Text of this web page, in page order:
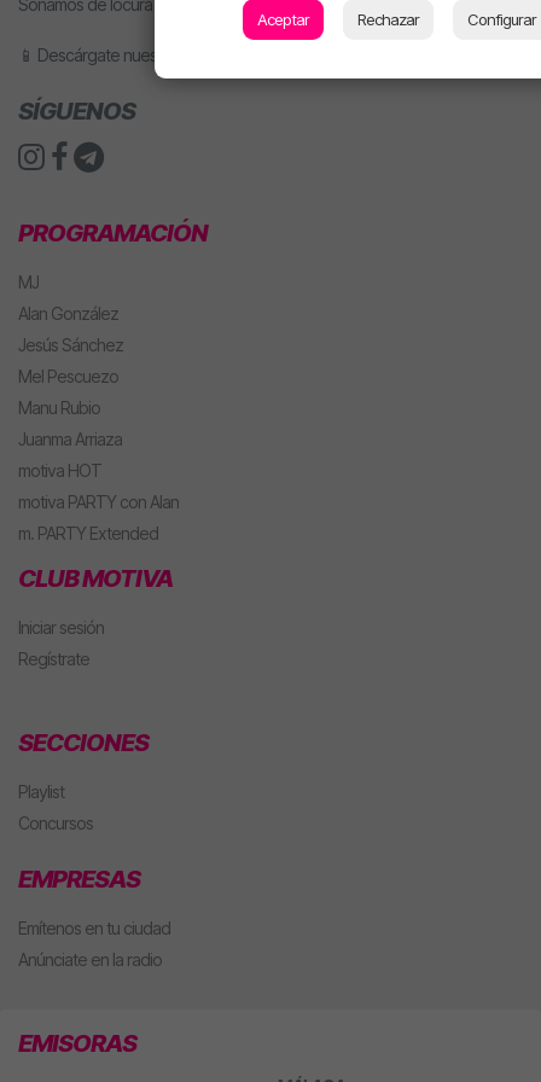
Sonamos de locura y nuestros locutores son la mar de majos.
📱 Descárgate nuestra app o pídele motiva a tu altavoz inteligente.
SÍGUENOS
PROGRAMACIÓN
MJ
Alan González
Jesús Sánchez
Mel Pescuezo
Manu Rubio
Juanma Arriaza
motiva HOT
motiva PARTY con Alan
m. PARTY Extended
CLUB MOTIVA
Iniciar sesión
Regístrate
SECCIONES
Playlist
Concursos
EMPRESAS
Emítenos en tu ciudad
Anúnciate en la radio
EMISORAS
Aceptar Rechazar Configurar